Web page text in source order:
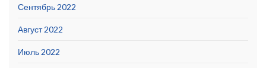
Сентябрь 2022
Август 2022
Июль 2022